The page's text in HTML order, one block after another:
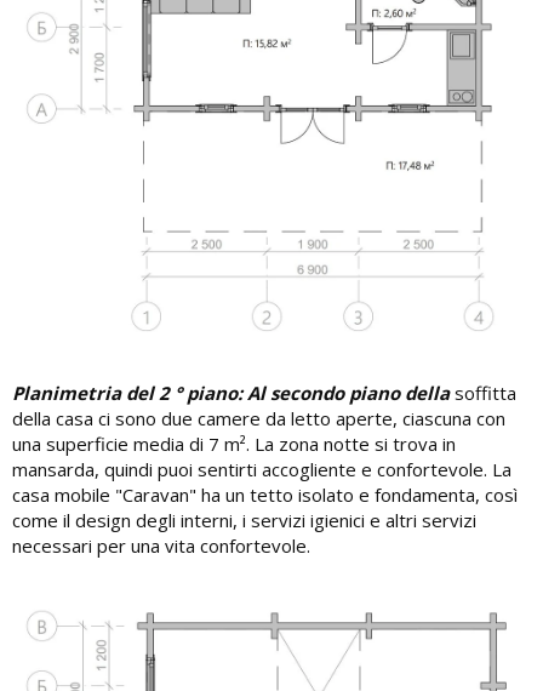
Planimetria del 2 ° piano: Al secondo piano dellasoffitta
della casa ci sono due camere da letto aperte, ciascuna con
una superficie media di 7 m². La zona notte si trova in
mansarda, quindi puoi sentirti accogliente e confortevole. La
casa mobile "Caravan" ha un tetto isolato e fondamenta, così
come il design degli interni, i servizi igienici e altri servizi
necessari per una vita confortevole.